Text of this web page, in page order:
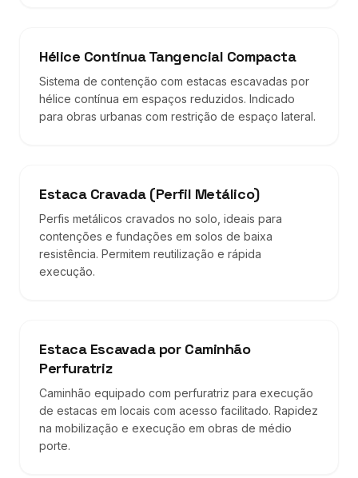
Hélice Contínua Tangencial Compacta
Sistema de contenção com estacas escavadas por
hélice contínua em espaços reduzidos. Indicado
para obras urbanas com restrição de espaço lateral.
Estaca Cravada (Perfil Metálico)
Perfis metálicos cravados no solo, ideais para
contenções e fundações em solos de baixa
resistência. Permitem reutilização e rápida
execução.
Estaca Escavada por Caminhão
Perfuratriz
Caminhão equipado com perfuratriz para execução
de estacas em locais com acesso facilitado. Rapidez
na mobilização e execução em obras de médio
porte.